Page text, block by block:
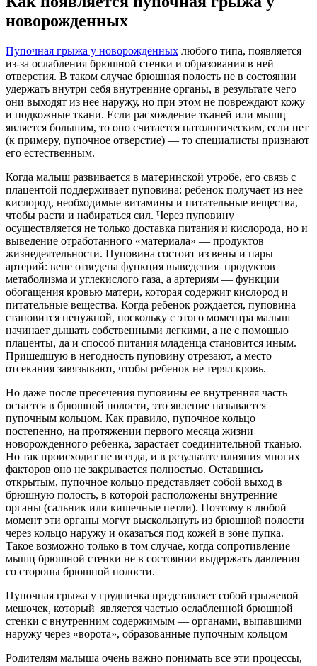
новорожденных
Пупочная грыжа у новорождённых любого типа, появляется
из-за ослабления брюшной стенки и образования в ней
отверстия. В таком случае брюшная полость не в состоянии
удержать внутри себя внутренние органы, в результате чего
они выходят из нее наружу, но при этом не повреждают кожу
и подкожные ткани. Если расхождение тканей или мышц
является большим, то оно считается патологическим, если нет
(к примеру, пупочное отверстие) — то специалисты признают
его естественным.
Когда малыш развивается в материнской утробе, его связь с
плацентой поддерживает пуповина: ребенок получает из нее
кислород, необходимые витамины и питательные вещества,
чтобы расти и набираться сил. Через пуповину
осуществляется не только доставка питания и кислорода, но и
выведение отработанного «материала» — продуктов
жизнедеятельности. Пуповина состоит из вены и пары
артерий: вене отведена функция выведения продуктов
метаболизма и углекислого газа, а артериям — функции
обогащения кровью матери, которая содержит кислород и
питательные вещества. Когда ребенок рождается, пуповина
становится ненужной, поскольку с этого моментра малыш
начинает дышать собственными легкими, а не с помощью
плаценты, да и способ питания младенца становится иным.
Пришедшую в негодность пуповину отрезают, а место
отсекания завязывают, чтобы ребенок не терял кровь.
Но даже после пресечения пуповины ее внутренняя часть
остается в брюшной полости, это явление называется
пупочным кольцом. Как правило, пупочное кольцо
постепенно, на протяжении первого месяца жизни
новорожденного ребенка, зарастает соединительной тканью.
Но так происходит не всегда, и в результате влияния многих
факторов оно не закрывается полностью. Оставшись
открытым, пупочное кольцо представляет собой выход в
брюшную полость, в которой расположены внутренние
органы (сальник или кишечные петли). Поэтому в любой
момент эти органы могут выскользнуть из брюшной полости
через кольцо наружу и оказаться под кожей в зоне пупка.
Такое возможно только в том случае, когда сопротивление
мышц брюшной стенки не в состоянии выдержать давления
со стороны брюшной полости.
Пупочная грыжа у грудничка представляет собой грыжевой
мешочек, который является частью ослабленной брюшной
стенки с внутренним содержимым — органами, выпавшими
наружу через «ворота», образованные пупочным кольцом
Родителям малыша очень важно понимать все эти процессы,